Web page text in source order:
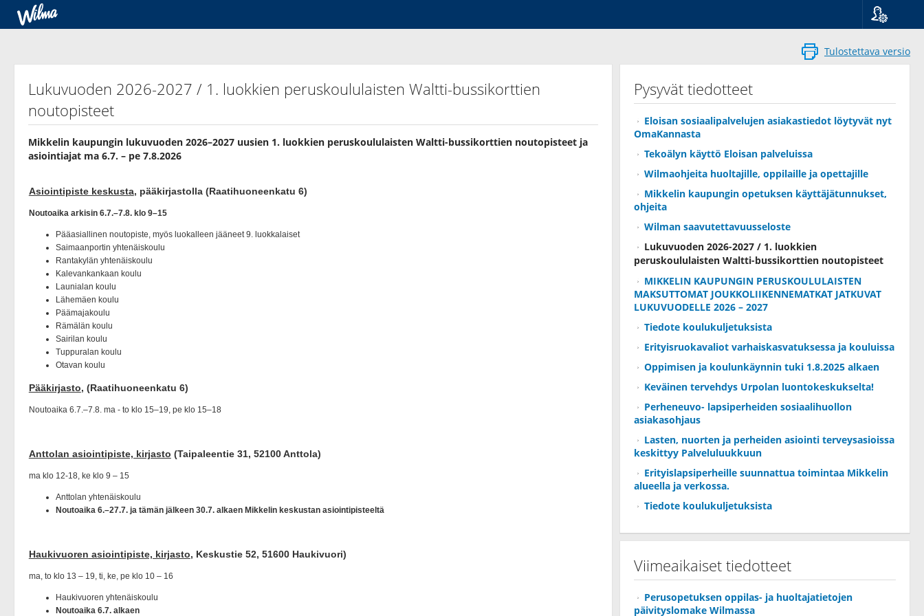
Suomi
Svenska
Lukuvuoden 2026-2027 / 1. luokkien peruskoululaisten Waltti-bussikorttien
noutopisteet
Mikkelin kaupungin lukuvuoden 2026–2027 uusien 1. luokkien peruskoululaisten Waltti-bussikorttien noutopisteet ja
asiointiajat ma 6.7. – pe 7.8.2026
Tulostettava versio
Pysyvät tiedotteet
Eloisan sosiaalipalvelujen asiakastiedot löytyvät nyt
OmaKannasta
Tekoälyn käyttö Eloisan palveluissa
Wilmaohjeita huoltajille, oppilaille ja opettajille
Mikkelin kaupungin opetuksen käyttäjätunnukset,
ohjeita
Wilman saavutettavuusseloste
Lukuvuoden 2026-2027 / 1. luokkien
peruskoululaisten Waltti-bussikorttien noutopisteet
MIKKELIN KAUPUNGIN PERUSKOULULAISTEN
MAKSUTTOMAT JOUKKOLIIKENNEMATKAT JATKUVAT
LUKUVUODELLE 2026 – 2027
Tiedote koulukuljetuksista
Erityisruokavaliot varhaiskasvatuksessa ja kouluissa
Oppimisen ja koulunkäynnin tuki 1.8.2025 alkaen
Keväinen tervehdys Urpolan luontokeskukselta!
Perheneuvo- lapsiperheiden sosiaalihuollon
asiakasohjaus
Lasten, nuorten ja perheiden asiointi terveysasioissa
keskittyy Palveluluukkuun
Erityislapsiperheille suunnattua toimintaa Mikkelin
alueella ja verkossa.
Tiedote koulukuljetuksista
Viimeaikaiset tiedotteet
Perusopetuksen oppilas- ja huoltajatietojen
päivityslomake Wilmassa